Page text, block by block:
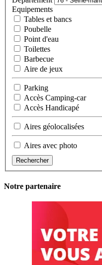
Equipements
Tables et bancs
Poubelle
Point d'eau
Toilettes
Barbecue
Aire de jeux
Parking
Accès Camping-car
Accès Handicapé
Aires géolocalisées
Aires avec photo
Rechercher
Notre partenaire